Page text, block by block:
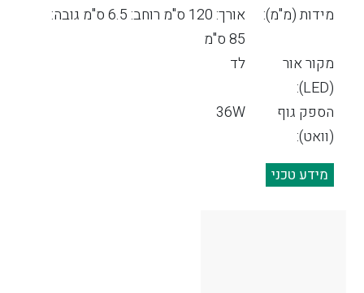
מידות (מ"מ):
אורך: 120 ס"מ רוחב: 6.5 ס"מ גובה:
85 ס"מ
מקור אור
(LED):
לד
הספק גוף
(וואט):
36W
מידע טכני